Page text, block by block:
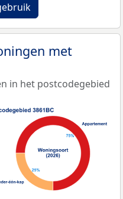
met
in het postcodegebied